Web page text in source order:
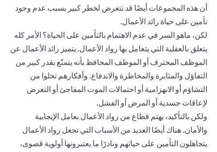
أن هذه المجموعات أيضًا قد تتعرض لخطر كبير بسبب عدم وجود
تأمين على حياة رائد الأعمال.
لكن، ماهو السر في عدم الاهتمام بالتأمين على الحياة؟ الأمر كله
يتعلق بالعقلية التي يتعامل بها رواد الأعمال. يتميز رائد الأعمال عن
الموظف المحترف أو الموظف المحافظ بأنه يتمتّع بقدر كبير من
التفاؤل والمثابرة والمخاطرة والاندفاع. وأفكارهم تخلوا من
التشاؤم أو الانهزامية أو احتمالات الموت المفاجئ أو التعرض
لإعاقات جسدية أو المرض أو الفشل.
ولكن بالتأكيد، يهتم قطاع من رواد الأعمال بعامل الإيجابية
والأمان. هناك أيضًا العديد من الأسباب التي تجعل رواد الأعمال
يتجاهلون التأمين على حياتهم ونادرًا ما يعتبرونها أولوية قصوى،